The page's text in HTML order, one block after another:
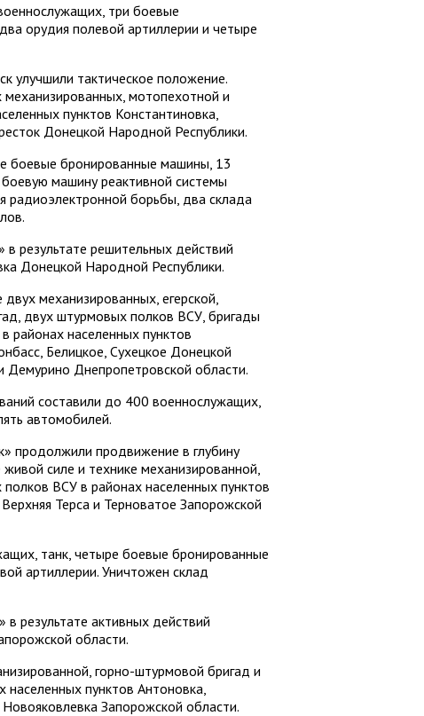
три боевые
орудия полевой артиллерии и четыре
улучшили тактическое положение.
мотопехотной и
пунктов Константиновка,
Донецкой Народной Республики.
боевые бронированные машины, 13
машину реактивной системы
радиоэлектронной борьбы, два склада
результате решительных действий
Донецкой Народной Республики.
механизированных, егерской,
двух штурмовых полков ВСУ, бригады
районах населенных пунктов
Белицкое, Сухецкое Донецкой
Днепропетровской области.
составили до 400 военнослужащих,
автомобилей.
продолжили продвижение в глубину
силе и технике механизированной,
ВСУ в районах населенных пунктов
Терса и Терноватое Запорожской
танк, четыре боевые бронированные
артиллерии. Уничтожен склад
результате активных действий
области.
горно-штурмовой бригад и
пунктов Антоновка,
Запорожской области.